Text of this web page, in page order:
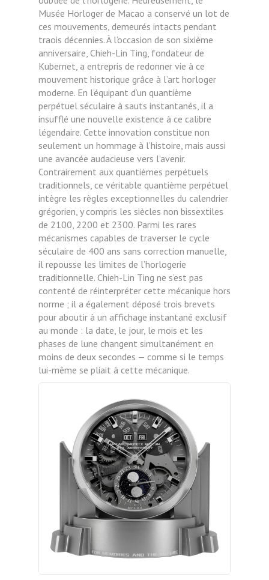
Musée Horloger de Macao a conservé un lot de
ces mouvements, demeurés intacts pendant
traois décennies. À l’occasion de son sixième
anniversaire, Chieh-Lin Ting, fondateur de
Kubernet, a entrepris de redonner vie à ce
mouvement historique grâce à l’art horloger
moderne. En l’équipant d’un quantième
perpétuel séculaire à sauts instantanés, il a
insufflé une nouvelle existence à ce calibre
légendaire. Cette innovation constitue non
seulement un hommage à l’histoire, mais aussi
une avancée audacieuse vers l’avenir.
Contrairement aux quantièmes perpétuels
traditionnels, ce véritable quantième perpétuel
intègre les règles exceptionnelles du calendrier
grégorien, y compris les siècles non bissextiles
de 2100, 2200 et 2300. Parmi les rares
mécanismes capables de traverser le cycle
séculaire de 400 ans sans correction manuelle,
il repousse les limites de l’horlogerie
traditionnelle. Chieh-Lin Ting ne s’est pas
contenté de réinterpréter cette mécanique hors
norme ; il a également déposé trois brevets
pour aboutir à un affichage instantané exclusif
au monde : la date, le jour, le mois et les
phases de lune changent simultanément en
moins de deux secondes — comme si le temps
lui-même se pliait à cette mécanique.